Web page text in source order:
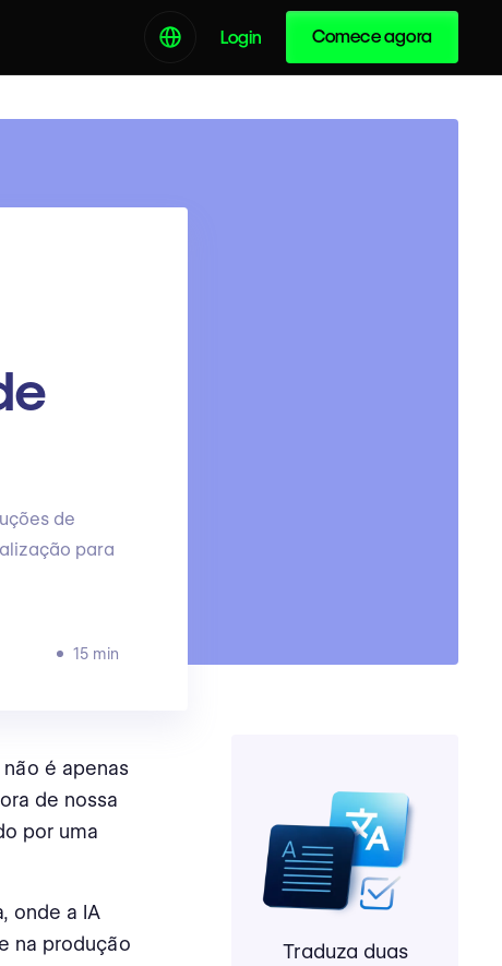
Login Comece agora
de
para
15 min
é apenas
de nossa
por uma
onde a IA
na produção
Traduza duas